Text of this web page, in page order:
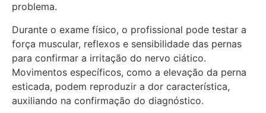
problema.
Durante o exame físico, o profissional pode testar a
força muscular, reflexos e sensibilidade das pernas
para confirmar a irritação do nervo ciático.
Movimentos específicos, como a elevação da perna
esticada, podem reproduzir a dor característica,
auxiliando na confirmação do diagnóstico.